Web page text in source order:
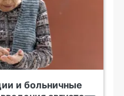
и больничные